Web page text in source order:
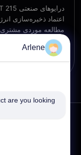
است
مطالعه موردی
مطالعه موردی یک
آفریقا را برجسته
View Detail
Arlene
are you looking